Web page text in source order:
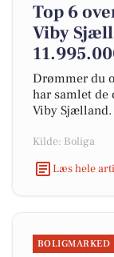
Top 6
Viby
Drømmer du
har samlet de
Viby Sjælland.
Kilde: Boliga
Læs hele
BOLIGMARKED